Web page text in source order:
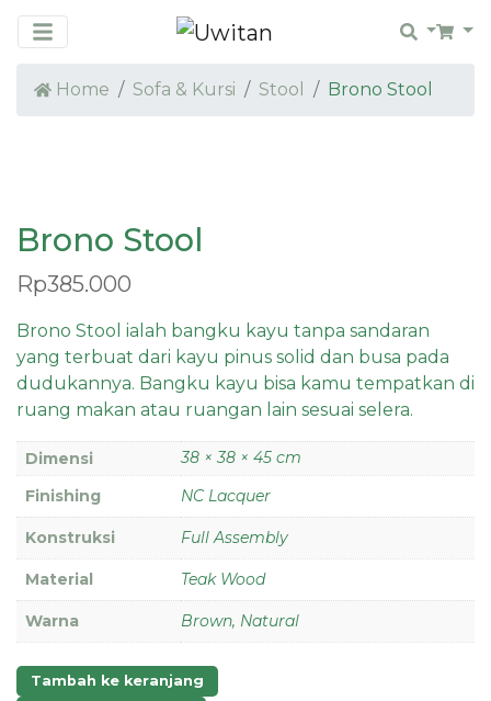
Search
Home Sofa & Kursi Stool Brono Stool
Brono Stool
Rp385.000
Brono Stool ialah bangku kayu tanpa sandaran
yang terbuat dari kayu pinus solid dan busa pada
dudukannya. Bangku kayu bisa kamu tempatkan di
ruang makan atau ruangan lain sesuai selera.
Dimensi
38 × 38 × 45 cm
Finishing
NC Lacquer
Konstruksi Full Assembly
Material Teak Wood
Warna Brown, Natural
Tambah ke keranjang